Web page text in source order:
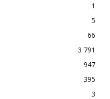
1
5
66
3 791
947
395
3